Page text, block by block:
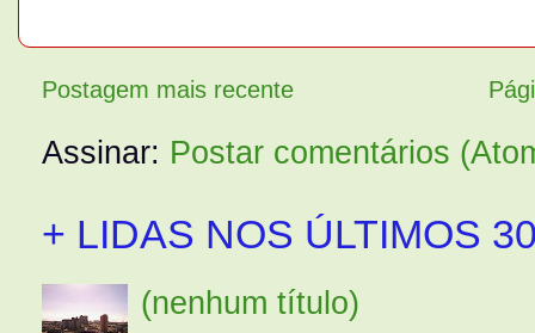
Postagem mais recente
Assinar: Postar comentários
+ LIDAS NOS ÚLTIMOS
(nenhum título)